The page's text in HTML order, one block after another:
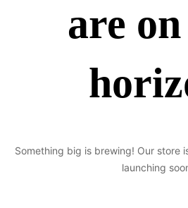
are
Something big is brewing! Our store
launching